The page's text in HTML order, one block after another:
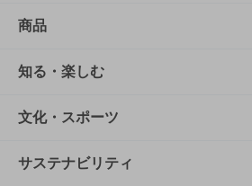
商品
商品TOP
商品一覧
商品発売情報
知る・楽しむ
知る・楽しむTOP
キャンペーン
文化・スポーツ
文化・スポーツTOP
サステナビリティ